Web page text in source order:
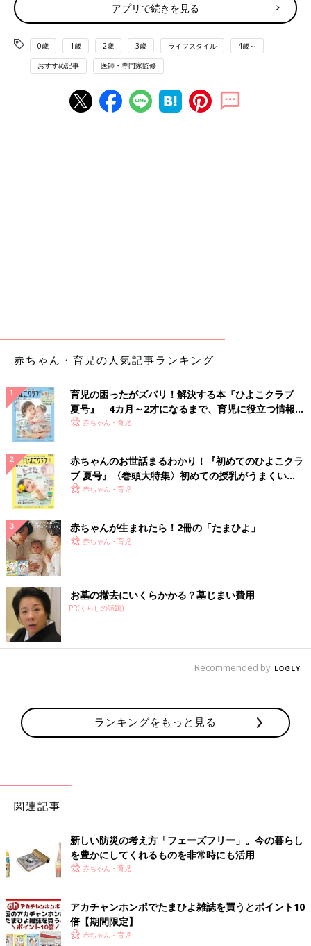
フェーズフリーな暮らしとは、「日常時」と「非常時」の2つの
壁を取り払い、日常時に便利で楽しく暮らしているアイデアを非
常時にも安全に過ごせるために役立てようという考え方です。非
常時のために特別なグッズや備蓄品などを準備しておくのではな
く、日常的に使っているものを非常時にも使うということで、そ
普段は忘れがちな防災を、日常生活に取り入れるフェーズフリー
な暮らしのポイントを教えてもらいました。
【ポイント1】 部屋のレイアウトは動線を意識した家具配
置に
「家具はできればあまり置かず、収納は作り付けにするか、高さ
ら見た目もスッキリしますし、地震のときに中身が飛び出さずけ
が予防にもなります。戸建てなら、この図のように玄関・勝手
口・中庭への窓など、外への避難経路を複数確保し、部屋の中で
行き止まりにならない、回遊性のあるレイアウトがおすすめで
マンションの場合は、玄関やベランダに面した窓際に家具を置か
ないように心がける必要があるようです。
アプリで続きを見る
0歳 1歳 2歳 3歳 ライフスタイル 4歳～
おすすめ記事 医師・専門家監修
赤ちゃん・育児の人気記事ランキング
育児の困ったがズバリ！解決する本『ひよこクラブ
夏号』 4カ月～2才になるまで、育児に役立つ情報が
いっぱい！
赤ちゃん・育児
赤ちゃんのお世話まるわかり！『初めてのひよこクラ
ブ 夏号』〈巻頭大特集〉初めての授乳がうまくい
く！ おっぱい・ミルクの基本と夏のトラブル 解決テ
赤ちゃん・育児
赤ちゃんが生まれたら！2冊の「たまひよ」
赤ちゃん・育児
お墓の撤去にいくらかかる？墓じまい費用
PR(くらしの話題)
Recommended by
ランキングをもっと見る
関連記事
新しい防災の考え方「フェーズフリー」。今の暮らし
を豊かにしてくれるものを非常時にも活用
赤ちゃん・育児
アカチャンホンポでたまひよ雑誌を買うとポイント10
倍【期間限定】
赤ちゃん・育児